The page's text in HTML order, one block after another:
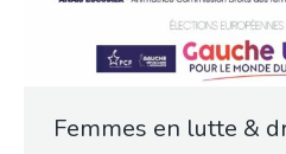
Femmes en lutte &